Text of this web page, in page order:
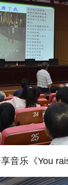
音乐《You